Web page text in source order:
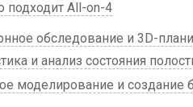
подходит All-on-4
обследование и 3D-
и анализ состояния
моделирование и создание